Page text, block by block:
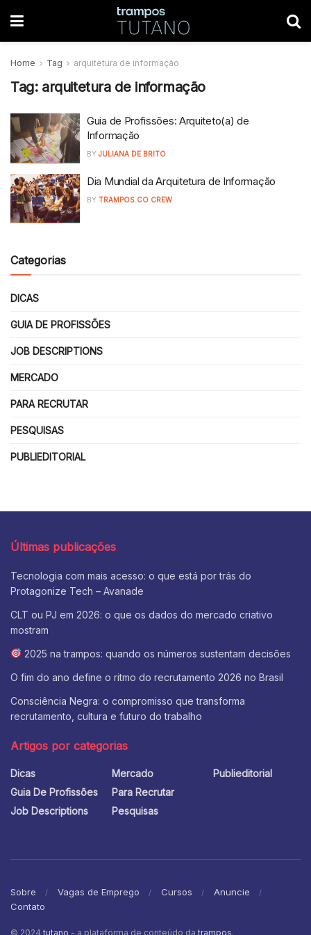
Home Tag arquitetura de informação
Tag: arquitetura de informação
Guia de Profissões: Arquiteto(a) de
Informação
BY JULIANA DE BRITO
Dia Mundial da Arquitetura de Informação
BY TRAMPOS.CO CREW
Categorias
DICAS
GUIA DE PROFISSÕES
JOB DESCRIPTIONS
MERCADO
PARA RECRUTAR
PESQUISAS
PUBLIEDITORIAL
Últimas publicações
Tecnologia com mais acesso: o que está por trás do
Protagonize Tech – Avanade
CLT ou PJ em 2026: o que os dados do mercado criativo
mostram
2025 na trampos: quando os números sustentam decisões
O fim do ano define o ritmo do recrutamento 2026 no Brasil
Consciência Negra: o compromisso que transforma
recrutamento, cultura e futuro do trabalho
Artigos por categorias
Dicas
Guia De Profissões
Job Descriptions
Mercado
Para Recrutar
Pesquisas
Publieditorial
Sobre Vagas de Emprego Cursos
Anuncie
Contato
© 2024 tutano - a plataforma de conteúdo da trampos.